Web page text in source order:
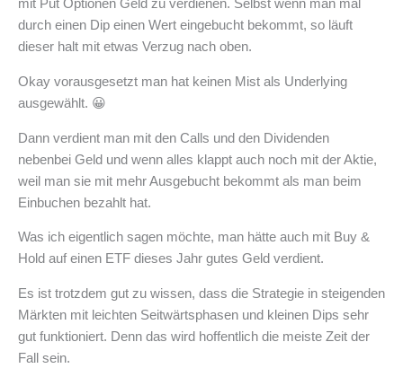
mit Put Optionen Geld zu verdienen. Selbst wenn man mal
durch einen Dip einen Wert eingebucht bekommt, so läuft
dieser halt mit etwas Verzug nach oben.
Okay vorausgesetzt man hat keinen Mist als Underlying
ausgewählt. 😀
Dann verdient man mit den Calls und den Dividenden
nebenbei Geld und wenn alles klappt auch noch mit der Aktie,
weil man sie mit mehr Ausgebucht bekommt als man beim
Einbuchen bezahlt hat.
Was ich eigentlich sagen möchte, man hätte auch mit Buy &
Hold auf einen ETF dieses Jahr gutes Geld verdient.
Es ist trotzdem gut zu wissen, dass die Strategie in steigenden
Märkten mit leichten Seitwärtsphasen und kleinen Dips sehr
gut funktioniert. Denn das wird hoffentlich die meiste Zeit der
Fall sein.